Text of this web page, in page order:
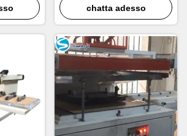
del
chatta adesso